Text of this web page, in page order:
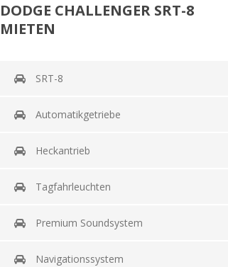
DODGE CHALLENGER SRT-8
MIETEN
SRT-8
Automatikgetriebe
Heckantrieb
Tagfahrleuchten
Premium Soundsystem
Navigationssystem